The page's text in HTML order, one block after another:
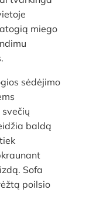
miego
sėdėjimo
baldą
Sofa
poilsio